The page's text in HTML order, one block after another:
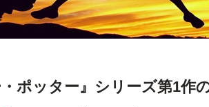
・ポッター』シリーズ第1作